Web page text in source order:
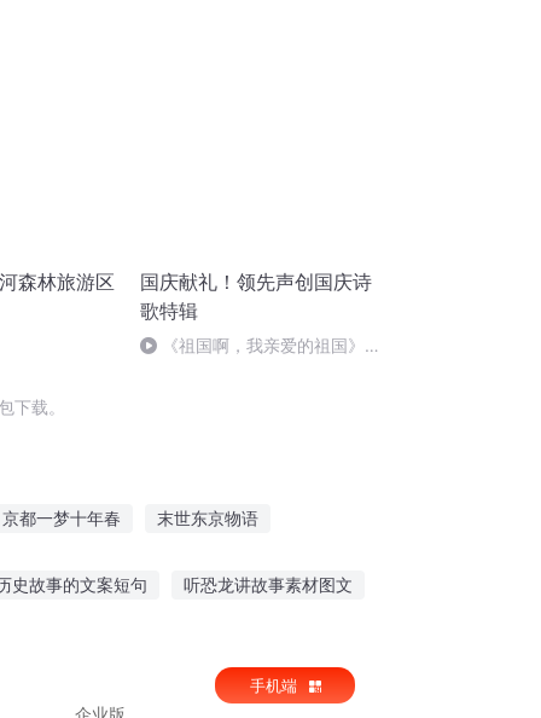
森林旅游区
国庆献礼！领先声创国庆诗
歌特辑
《祖国啊，我亲爱的祖国》温
下载。
京都一梦十年春 末世东京物语
史故事的文案短句 听恐龙讲故事素材图文
企业版
手机端